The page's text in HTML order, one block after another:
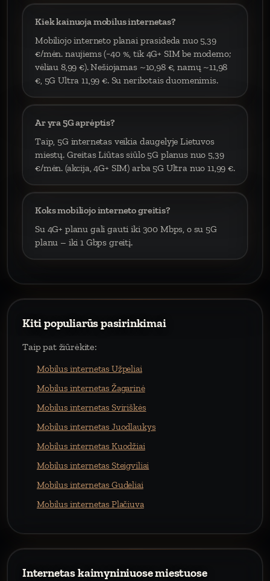
Kiek kainuoja mobilus internetas?
Mobiliojo interneto planai prasideda nuo 5,39
€/mėn. naujiems (−40 %, tik 4G+ SIM be modemo;
vėliau 8,99 €). Nešiojamas ~10,98 €, namų ~11,98
€, 5G Ultra 11,99 €. Su neribotais duomenimis.
Ar yra 5G aprėptis?
Taip, 5G internetas veikia daugelyje Lietuvos
miestų. Greitas Liūtas siūlo 5G planus nuo 5,39
€/mėn. (akcija, 4G+ SIM) arba 5G Ultra nuo 11,99 €.
Koks mobiliojo interneto greitis?
Su 4G+ planu gali gauti iki 300 Mbps, o su 5G
planu – iki 1 Gbps greitį.
Kiti populiarūs pasirinkimai
Taip pat žiūrėkite:
Mobilus internetas Užpeliai
Mobilus internetas Žagarinė
Mobilus internetas Sviriškės
Mobilus internetas Juodlaukys
Mobilus internetas Kuodžiai
Mobilus internetas Steigviliai
Mobilus internetas Gudeliai
Mobilus internetas Plačiuva
Internetas kaimyniniuose miestuose